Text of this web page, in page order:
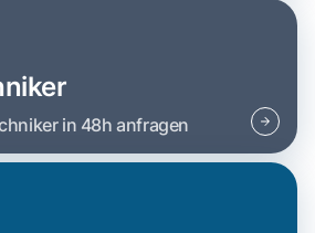
in 48h anfragen